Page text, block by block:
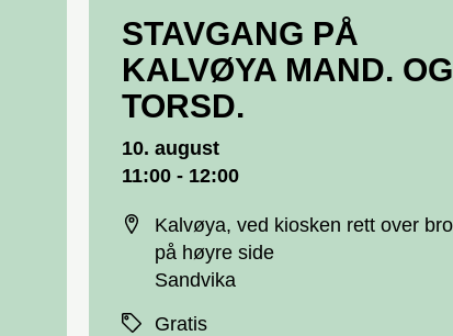
STAVGANG PÅ
KALVØYA MAND. OG
TORSD.
10. august
11:00 - 12:00
Kalvøya, ved kiosken rett over broen
på høyre side
Sandvika
Gratis